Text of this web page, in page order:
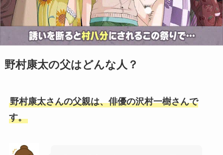
野村康太の父はどんな人？
野村康太さんの父親は、俳優の沢村一樹さんで
す。